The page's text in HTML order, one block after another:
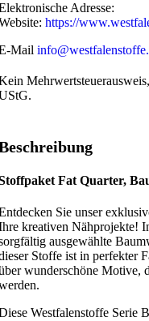
Adresse:
https://
Mail
Fat Quarter,
Sie unser
kreativen Nähprojekte!
ausgewählte
Stoffe ist in perfekter
wunderschöne Motive,
Westfalenstoffe Serie